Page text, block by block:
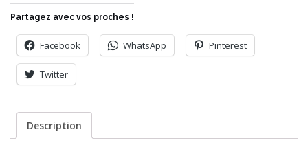
Partagez avec vos proches !
Facebook WhatsApp Pinterest
Twitter
Description